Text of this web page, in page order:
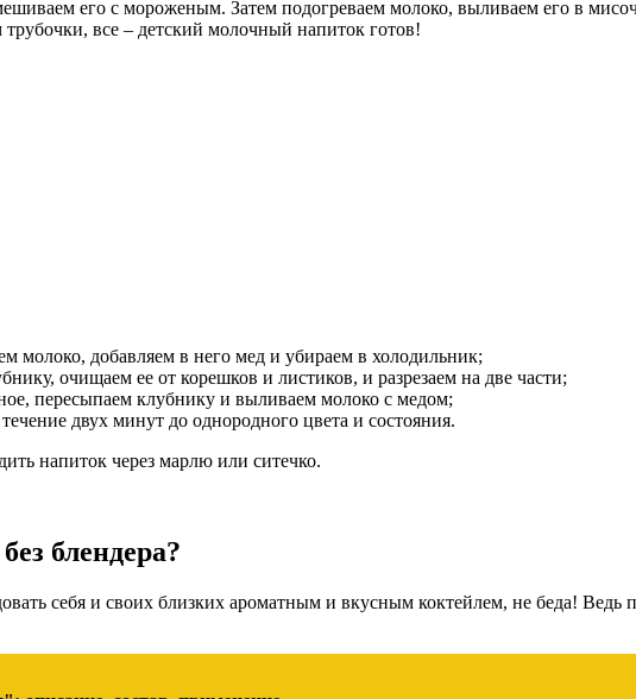
его с мороженым. Затем подогреваем молоко, выливаем его в
все – детский молочный напиток готов!
молоко, добавляем в него мед и убираем в холодильник;
очищаем ее от корешков и листиков, и разрезаем на две части;
пересыпаем клубнику и выливаем молоко с медом;
двух минут до однородного цвета и состояния.
напиток через марлю или ситечко.
блендера?
себя и своих близких ароматным и вкусным коктейлем, не беда!